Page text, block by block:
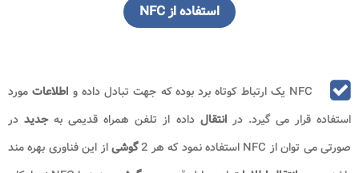
استفاده از NFC
NFC یک ارتباط کوتاه برد بوده که جهت تبادل داده و اطلاعات مورد
استفاده قرار می گیرد. درانتقالداده از تلفن همراه قدیمی بهجدید در
صورتی می توان از NFC استفاده نمود که هر 2
گوشیاز این فناوری بهره مند